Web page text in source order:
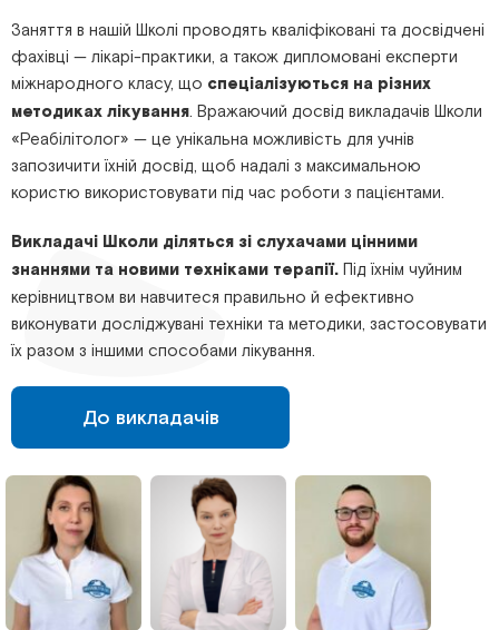
Заняття в нашій Школі проводять кваліфіковані та досвідчені
фахівці — лікарі-практики, а також дипломовані експерти
міжнародного класу, що спеціалізуються на різних
методиках лікування . Вражаючий досвід викладачів Школи
«Реабілітолог» — це унікальна можливість для учнів
запозичити їхній досвід, щоб надалі з максимальною
користю використовувати під час роботи з пацієнтами.
Викладачі Школи діляться зі слухачами цінними
знаннями та новими техніками терапії. Під їхнім чуйним
керівництвом ви навчитеся правильно й ефективно
виконувати досліджувані техніки та методики, застосовувати
їх разом з іншими способами лікування.
До викладачів